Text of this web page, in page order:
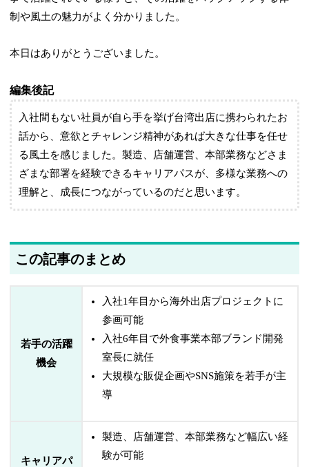
制や風土の魅力がよく分かりました。
本日はありがとうございました。
編集後記
入社間もない社員が自ら手を挙げ台湾出店に携わられたお
話から、意欲とチャレンジ精神があれば大きな仕事を任せ
る風土を感じました。製造、店舗運営、本部業務などさま
ざまな部署を経験できるキャリアパスが、多様な業務への
理解と、成長につながっているのだと思います。
この記事のまとめ
若手の活躍
機会
入社1年目から海外出店プロジェクトに
参画可能
入社6年目で外食事業本部ブランド開発
室長に就任
大規模な販促企画やSNS施策を若手が主
導
キャリアパ
製造、店舗運営、本部業務など幅広い経
験が可能